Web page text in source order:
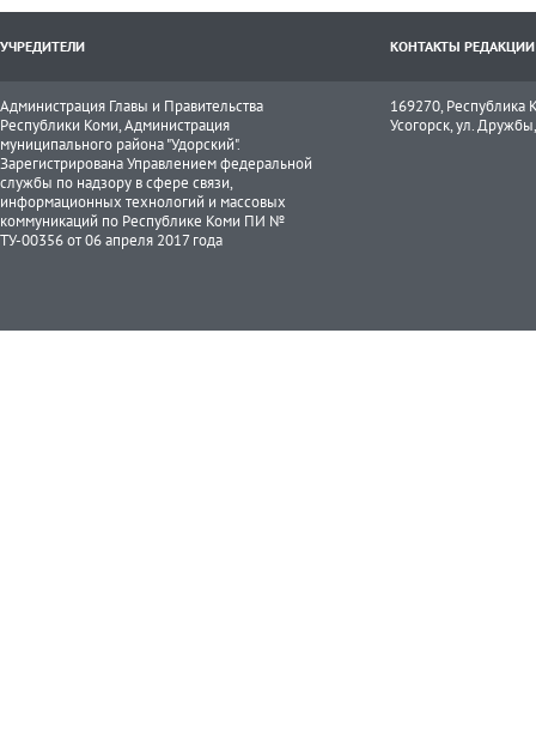
УЧРЕДИТЕЛИ КОНТАКТЫ РЕДАКЦИИ
Администрация Главы и Правительства
Республики Коми, Администрация
муниципального района "Удорский".
Зарегистрирована Управлением федеральной
службы по надзору в сфере связи,
информационных технологий и массовых
коммуникаций по Республике Коми ПИ №
ТУ-00356 от 06 апреля 2017 года
169270, Республика
Усогорск, ул.